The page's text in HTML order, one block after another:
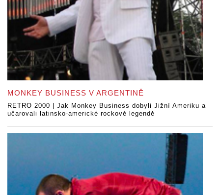
MONKEY BUSINESS V ARGENTINĚ
RETRO 2000 | Jak Monkey Business dobyli Jižní Ameriku a
učarovali latinsko-americké rockové legendě